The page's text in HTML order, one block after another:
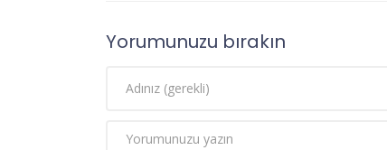
Yorumunuzu bırakın